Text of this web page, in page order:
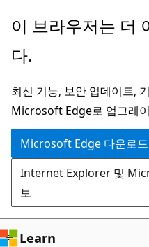
주
콘
츠
로
건
너
뛰
기
이 브라우저는 더
다.
최신 기능, 보안 업데이트,
Microsoft Edge로 업그레
Microsoft Edge 다운로드
Internet Explorer 및
보
Learn